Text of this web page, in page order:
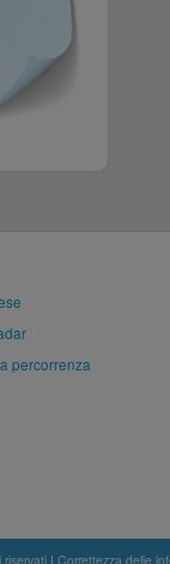
percorrenza
I Correttezza delle